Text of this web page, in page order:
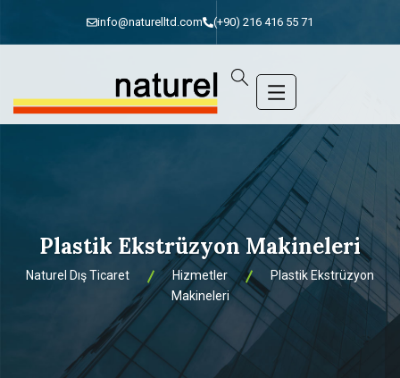
info@naturelltd.com (+90) 216 416 55 71
Plastik Ekstrüzyon Makineleri
Naturel Dış Ticaret Hizmetler
Plastik Ekstrüzyon
Makineleri